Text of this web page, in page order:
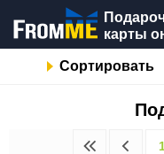
карты
Сортировать